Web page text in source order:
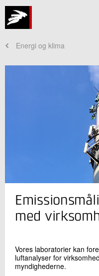
Energi og klima
Jeg er din
Merete Lyngbye
Sektionsleder
Energieffektivisering og
med
Vores laboratorier kan
luftanalyser for
myndighederne.